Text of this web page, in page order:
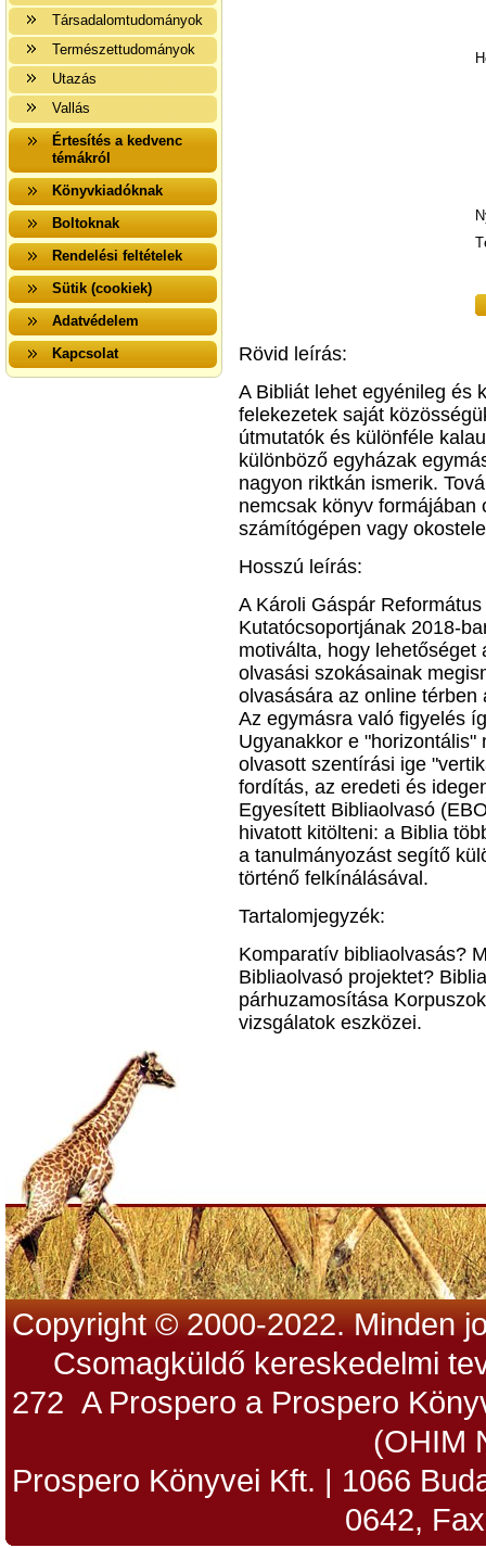
Társadalomtudományok
Természettudományok
Utazás
Vallás
Értesítés a kedvenc
témákról
Könyvkiadóknak
Boltoknak
Rendelési feltételek
Sütik (cookiek)
Adatvédelem
Kapcsolat
Rövid leírás:
A Bibliát lehet egyénileg és
felekezetek saját
útmutatók és különféle
különböző egyházak
nagyon riktkán ismerik.
nemcsak könyv
számítógépen vagy
Hosszú leírás:
A Károli Gáspár
Kutatócsoportjának 2018-
motiválta, hogy
olvasási szokásainak
olvasására az online
Az egymásra való figyelés
Ugyanakkor e
olvasott szentírási ige
fordítás, az eredeti és
Egyesített Bibliaolvasó
hivatott kitölteni: a Biblia
a tanulmányozást segítő
történő felkínálásával.
Tartalomjegyzék:
Komparatív bibliaolvasás?
Bibliaolvasó projektet?
párhuzamosítása
vizsgálatok eszközei.
Copyright © 2000-2022. Minden
Csomagküldő kereskedelmi
272 A Prospero a Prospero
(OHIM
Prospero Könyvei Kft. | 1066
0642,